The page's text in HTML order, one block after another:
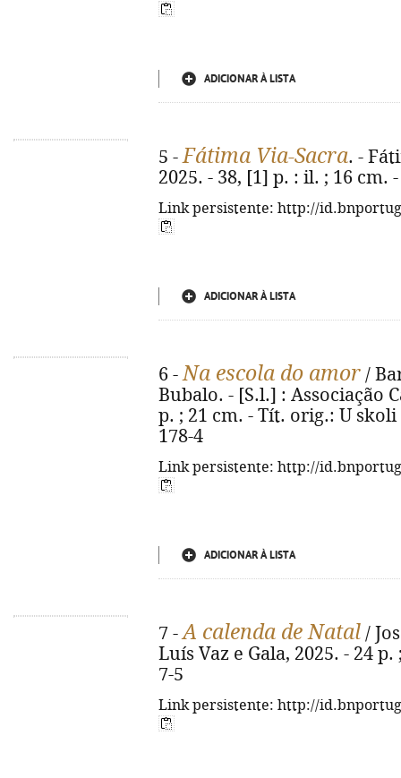
ADICIONAR À LISTA
5 -Fátima Via-Sacra. -
2025. - 38, [1] p. : il. ; 16 cm.
Link persistente: http://
ADICIONAR À LISTA
6 -Na escola do amor /
Bubalo. - [S.l.] : Associação
p. ; 21 cm. - Tít. orig.: U
178-4
Link persistente: http://
ADICIONAR À LISTA
7 -A calenda de Natal /
Luís Vaz e Gala, 2025. - 24
7-5
Link persistente: http://